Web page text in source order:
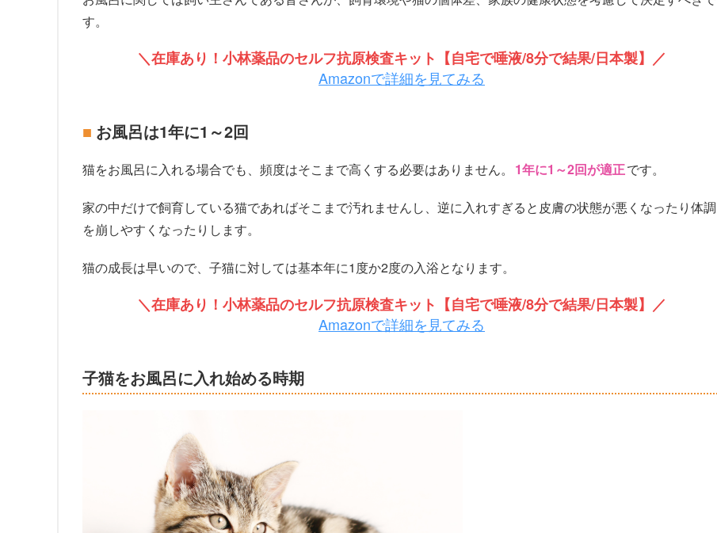
す。
＼在庫あり！小林薬品のセルフ抗原検査キット【自宅で唾液/8分で結果/日本製】／
Amazonで詳細を見てみる
お風呂は1年に1～2回
猫をお風呂に入れる場合でも、頻度はそこまで高くする必要はありません。 1年に1～2回が適正です。
家の中だけで飼育している猫であればそこまで汚れませんし、逆に入れすぎると皮膚の状態が悪くなったり体調
を崩しやすくなったりします。
猫の成長は早いので、子猫に対しては基本年に1度か2度の入浴となります。
＼在庫あり！小林薬品のセルフ抗原検査キット【自宅で唾液/8分で結果/日本製】／
Amazonで詳細を見てみる
子猫をお風呂に入れ始める時期